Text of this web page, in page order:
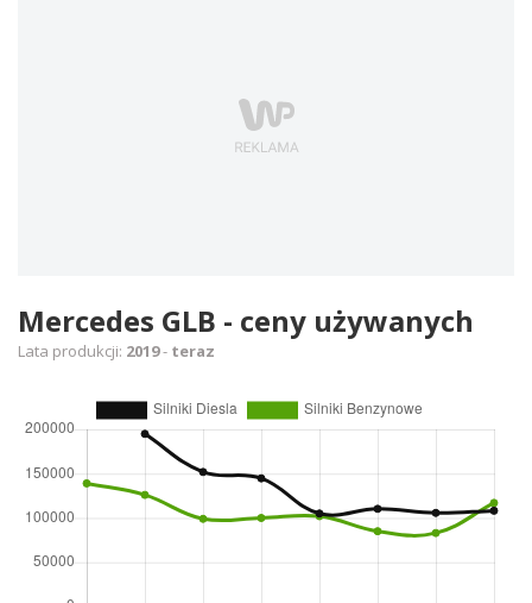
Mercedes GLB - ceny używanych
Lata produkcji: 2019- teraz